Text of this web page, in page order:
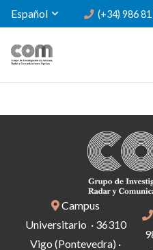
Español (+34) 986
Campus
Universitario · 36310
Vigo (Pontevedra) ·